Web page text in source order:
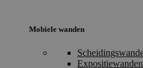
Mobiele wanden
Expositiewanden